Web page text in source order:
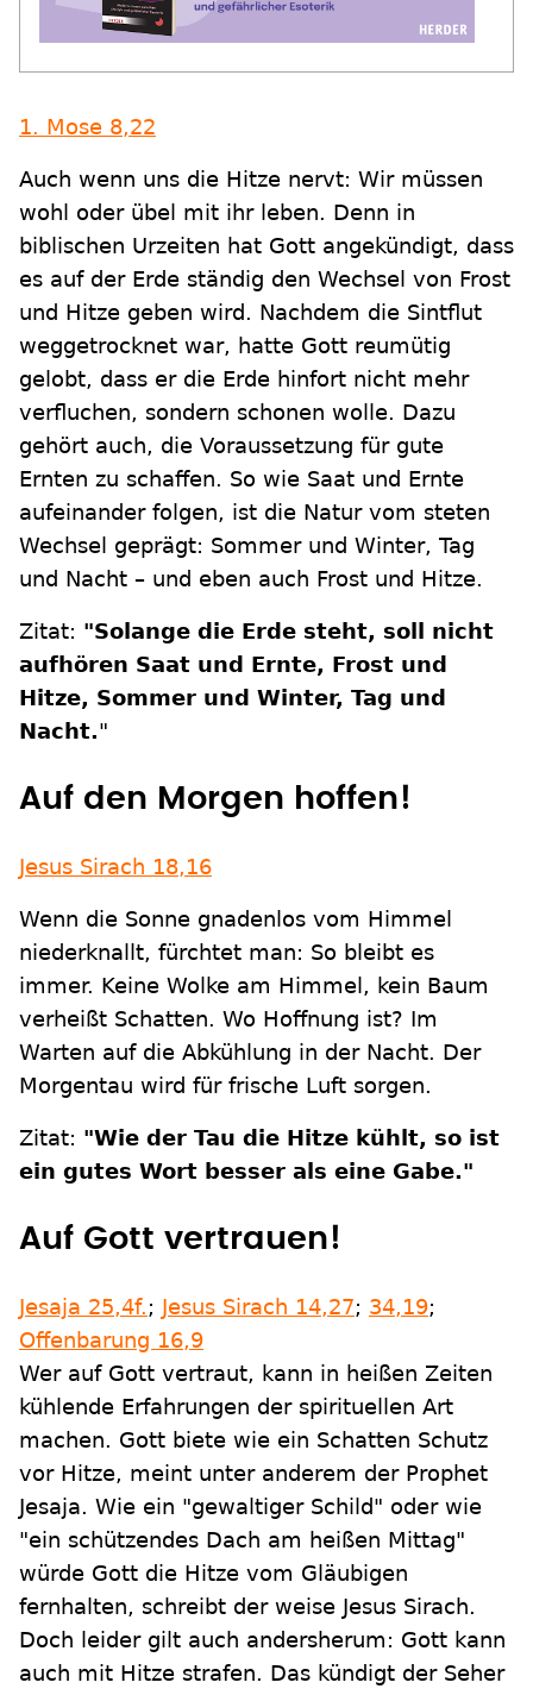
1. Mose 8,22
Auch wenn uns die Hitze nervt: Wir müssen
wohl oder übel mit ihr leben. Denn in
biblischen Urzeiten hat Gott angekündigt, dass
es auf der Erde ständig den Wechsel von Frost
und Hitze geben wird. Nachdem die Sintflut
weggetrocknet war, hatte Gott reumütig
gelobt, dass er die Erde hinfort nicht mehr
verfluchen, sondern schonen wolle. Dazu
gehört auch, die Voraussetzung für gute
Ernten zu schaffen. So wie Saat und Ernte
aufeinander folgen, ist die Natur vom steten
Wechsel geprägt: Sommer und Winter, Tag
und Nacht – und eben auch Frost und Hitze.
Zitat: "Solange die Erde steht, soll nicht
aufhören Saat und Ernte, Frost und
Hitze, Sommer und Winter, Tag und
Nacht."
Auf den Morgen hoffen!
Jesus Sirach 18,16
Wenn die Sonne gnadenlos vom Himmel
niederknallt, fürchtet man: So bleibt es
immer. Keine Wolke am Himmel, kein Baum
verheißt Schatten. Wo Hoffnung ist? Im
Warten auf die Abkühlung in der Nacht. Der
Morgentau wird für frische Luft sorgen.
Zitat: "Wie der Tau die Hitze kühlt, so ist
ein gutes Wort besser als eine Gabe."
Auf Gott vertrauen!
Jesaja 25,4f.; Jesus Sirach 14,27; 34,19;
Offenbarung 16,9
Wer auf Gott vertraut, kann in heißen Zeiten
kühlende Erfahrungen der spirituellen Art
machen. Gott biete wie ein Schatten Schutz
vor Hitze, meint unter anderem der Prophet
Jesaja. Wie ein "gewaltiger Schild" oder wie
"ein schützendes Dach am heißen Mittag"
würde Gott die Hitze vom Gläubigen
fernhalten, schreibt der weise Jesus Sirach.
Doch leider gilt auch andersherum: Gott kann
auch mit Hitze strafen. Das kündigt der Seher